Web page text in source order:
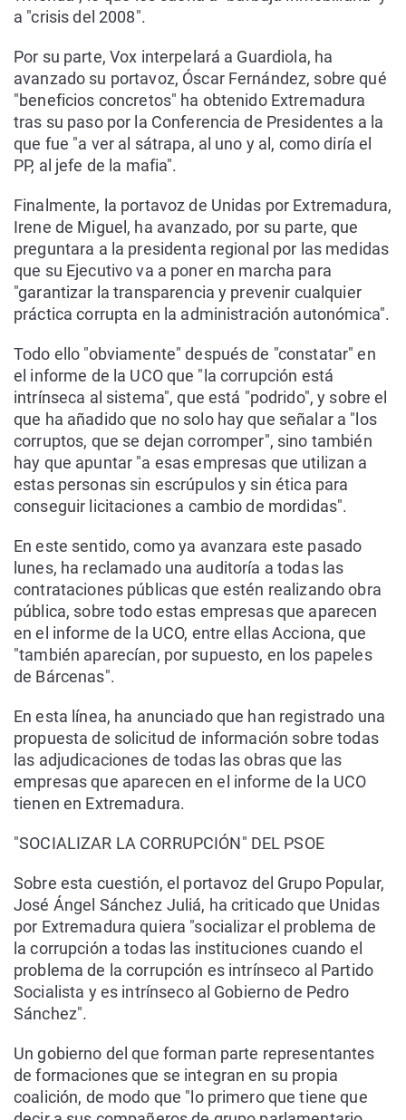
a "crisis del 2008".
Por su parte, Vox interpelará a Guardiola, ha
avanzado su portavoz, Óscar Fernández, sobre qué
"beneficios concretos" ha obtenido Extremadura
tras su paso por la Conferencia de Presidentes a la
que fue "a ver al sátrapa, al uno y al, como diría el
PP, al jefe de la mafia".
Finalmente, la portavoz de Unidas por Extremadura,
Irene de Miguel, ha avanzado, por su parte, que
preguntara a la presidenta regional por las medidas
que su Ejecutivo va a poner en marcha para
"garantizar la transparencia y prevenir cualquier
práctica corrupta en la administración autonómica".
Todo ello "obviamente" después de "constatar" en
el informe de la UCO que "la corrupción está
intrínseca al sistema", que está "podrido", y sobre el
que ha añadido que no solo hay que señalar a "los
corruptos, que se dejan corromper", sino también
hay que apuntar "a esas empresas que utilizan a
estas personas sin escrúpulos y sin ética para
conseguir licitaciones a cambio de mordidas".
En este sentido, como ya avanzara este pasado
lunes, ha reclamado una auditoría a todas las
contrataciones públicas que estén realizando obra
pública, sobre todo estas empresas que aparecen
en el informe de la UCO, entre ellas Acciona, que
"también aparecían, por supuesto, en los papeles
de Bárcenas".
En esta línea, ha anunciado que han registrado una
propuesta de solicitud de información sobre todas
las adjudicaciones de todas las obras que las
empresas que aparecen en el informe de la UCO
tienen en Extremadura.
"SOCIALIZAR LA CORRUPCIÓN" DEL PSOE
Sobre esta cuestión, el portavoz del Grupo Popular,
José Ángel Sánchez Juliá, ha criticado que Unidas
por Extremadura quiera "socializar el problema de
la corrupción a todas las instituciones cuando el
problema de la corrupción es intrínseco al Partido
Socialista y es intrínseco al Gobierno de Pedro
Sánchez".
Un gobierno del que forman parte representantes
de formaciones que se integran en su propia
coalición, de modo que "lo primero que tiene que